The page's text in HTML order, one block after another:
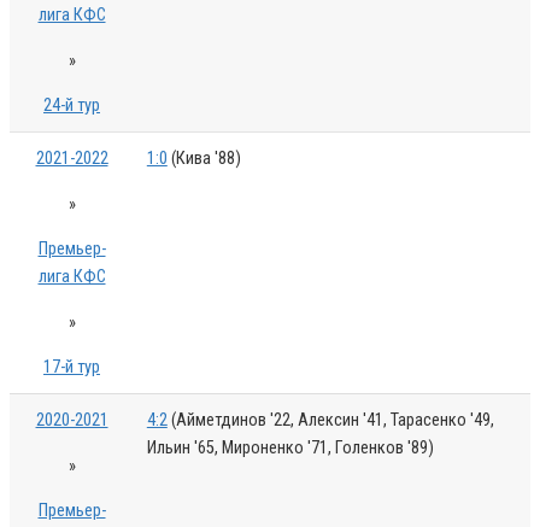
лига КФС
»
24-й тур
2021-2022
»
Премьер-
лига КФС
»
17-й тур
1:0 (Кива '88)
2020-2021
»
Премьер-
4:2(Айметдинов '22, Алексин '41, Тарасенко '49,
Ильин '65, Мироненко '71, Голенков '89)